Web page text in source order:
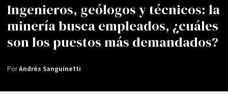
Ingenieros, geólogos y técnicos: la
minería busca empleados, ¿cuáles
son los puestos más demandados?
PorAndrés Sanguinetti